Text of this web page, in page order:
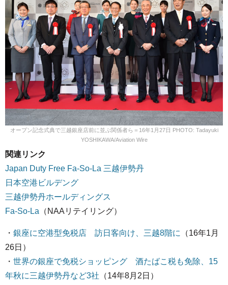
オープン記念式典で三越銀座店前に並ぶ関係者ら＝16年1月27日 PHOTO: Tadayuki
YOSHIKAWA/Aviation Wire
関連リンク
Japan Duty Free Fa-So-La 三越伊勢丹
日本空港ビルデング
三越伊勢丹ホールディングス
Fa-So-La （NAAリテイリング）
・ 銀座に空港型免税店 訪日客向け、三越8階に
（16年1月
26日）
・ 世界の銀座で免税ショッピング 酒たばこ税も免除、15
年秋に三越伊勢丹など3社 （14年8月2日）